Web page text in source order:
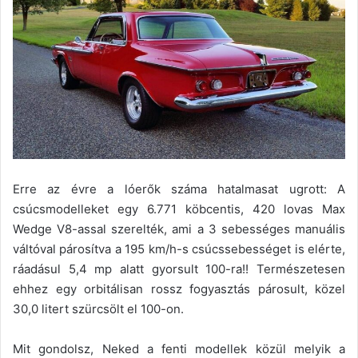
Erre az évre a lóerők száma hatalmasat ugrott: A
csúcsmodelleket egy 6.771 köbcentis, 420 lovas Max
Wedge V8-assal szerelték, ami a 3 sebességes manuális
váltóval párosítva a 195 km/h-s csúcssebességet is elérte,
ráadásul 5,4 mp alatt gyorsult 100-ra!! Természetesen
ehhez egy orbitálisan rossz fogyasztás párosult, közel
30,0 litert szürcsölt el 100-on.
Mit gondolsz, Neked a fenti modellek közül melyik a